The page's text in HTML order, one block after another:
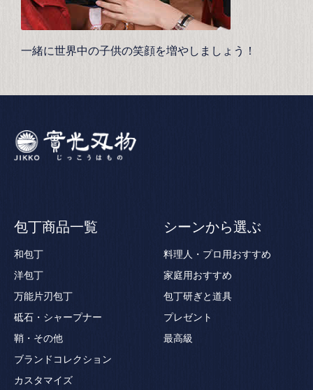
一緒に世界中の子供の笑顔を増やしましょう！
包丁商品一覧
和包丁
洋包丁
万能片刃包丁
砥石・シャープナー
鞘・その他
ブランドコレクション
カスタマイズ
シーンから選ぶ
料理人・プロ用おすすめ
家庭用おすすめ
包丁研ぎと道具
プレゼント
最高級